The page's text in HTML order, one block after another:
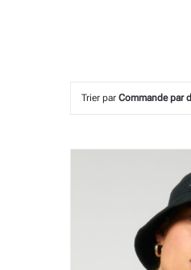
Trier parCommande par